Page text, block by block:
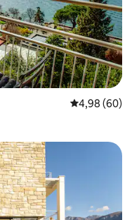
4,98 de uma
4,98 (60)